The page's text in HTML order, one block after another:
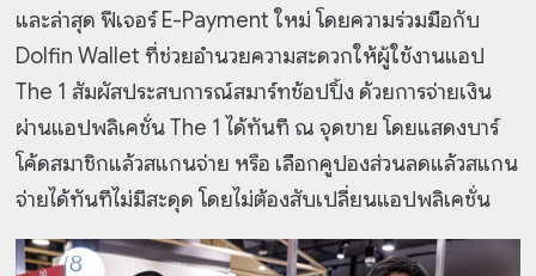
และล่าสุด ฟีเจอร์ E-Payment ใหม่ โดยความร่วมมือกับ
Dolfin Wallet ที่ช่วยอำนวยความสะดวกให้ผู้ใช้งานแอป
The 1 สัมผัสประสบการณ์สมาร์ทช้อปปิ้ง ด้วยการจ่ายเงิน
ผ่านแอปพลิเคชั่น The 1 ได้ทันที ณ จุดขาย โดยแสดงบาร์
โค้ดสมาชิกแล้วสแกนจ่าย หรือ เลือกคูปองส่วนลดแล้วสแกน
จ่ายได้ทันทีไม่มีสะดุด โดยไม่ต้องสับเปลี่ยนแอปพลิเคชั่น